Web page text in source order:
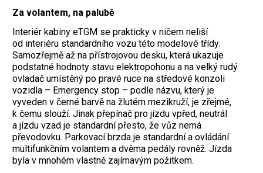
Za volantem, na palubě
Interiér kabiny eTGM se prakticky v ničem neliší
od interiéru standardního vozu této modelové třídy.
Samozřejmě až na přístrojovou desku, která ukazuje
podstatné hodnoty stavu elektropohonu a na velký rudý
ovladač umístěný po pravé ruce na středové konzoli
vozidla – Emergency stop – podle názvu, který je
vyveden v černé barvě na žlutém mezikruží, je zřejmé,
k čemu slouží. Jinak přepínač pro jízdu vpřed, neutrál
a jízdu vzad je standardní přesto, že vůz nemá
převodovku. Parkovací brzda je standardní a ovládání
multifunkčním volantem a dvěma pedály rovněž. Jízda
byla v mnohém vlastně zajímavým požitkem.